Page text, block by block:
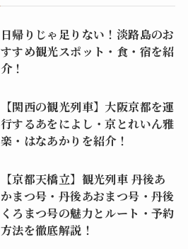
日帰りじゃ足りない！淡路島のお
すすめ観光スポット・食・宿を紹
介！
【関西の観光列車】大阪京都を運
行するあをによし・京とれいん雅
楽・はなあかりを紹介！
【京都天橋立】観光列車 丹後あ
かまつ号・丹後あおまつ号・丹後
くろまつ号の魅力とルート・予約
方法を徹底解説！